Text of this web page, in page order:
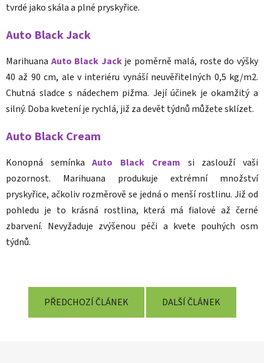
tvrdé jako skála a plné pryskyřice.
Auto Black Jack
Marihuana Auto Black Jackje poměrně malá, roste do výšky
40 až 90 cm, ale v interiéru vynáší neuvěřitelných 0,5 kg/m2.
Chutná sladce s nádechem pižma. Její účinek je okamžitý a
silný. Doba kvetení je rychlá, již za devět týdnů můžete sklízet.
Auto Black Cream
Konopná semínkaAuto Black Cream si zaslouží vaši
pozornost. Marihuana produkuje extrémní množství
pryskyřice, ačkoliv rozměrově se jedná o menší rostlinu. Již od
pohledu je to krásná rostlina, která má fialové až černé
zbarvení. Nevyžaduje zvýšenou péči a kvete pouhých osm
týdnů.
PŘEDCHOZÍ ČLÁNEK DALŠÍ ČLÁNEK